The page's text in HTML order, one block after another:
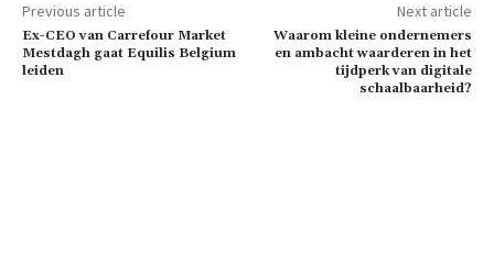
Previous article
Ex-CEO van Carrefour Market
Mestdagh gaat Equilis Belgium
leiden
Next article
Waarom kleine ondernemers
en ambacht waarderen in het
tijdperk van digitale
schaalbaarheid?